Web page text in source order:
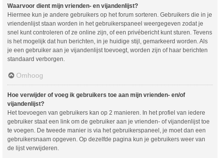
Waarvoor dient mijn vrienden- en vijandenlijst?
Hiermee kun je andere gebruikers op het forum sorteren. Gebruikers die in je
vriendenlijst staan worden in het gebruikerspaneel weergegeven zodat je
snel kunt controleren of ze online zijn, of een privébericht kunt sturen. Tevens
is het mogelijk dat hun berichten, in je huidige stijl, gemarkeerd worden. Als
je een gebruiker aan je vijandenlijst toevoegt, worden zijn of haar berichten
standaard verborgen.
Omhoog
Hoe verwijder of voeg ik gebruikers toe aan mijn vrienden- en/of
vijandenlijst?
Het toevoegen van gebruikers kan op 2 manieren. In het profiel van iedere
gebruiker staat een link om de gebruiker aan je vrienden- of vijandenlijst toe
te voegen. De tweede manier is via het gebruikerspaneel, je moet dan een
gebruikersnaam opgeven. Op dezelfde pagina kun je gebruikers weer van
de lijst verwijderen.